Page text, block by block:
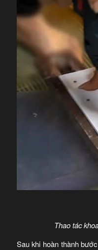
Thao tác
Sau khi hoàn thành